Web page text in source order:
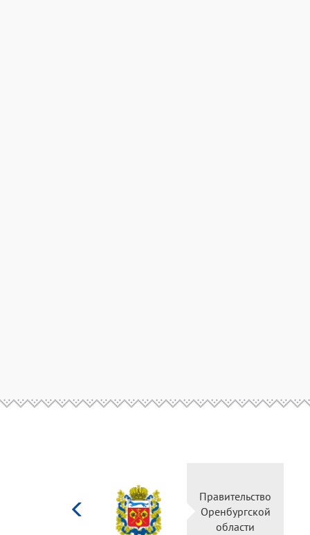
Правительство
Оренбургской
области